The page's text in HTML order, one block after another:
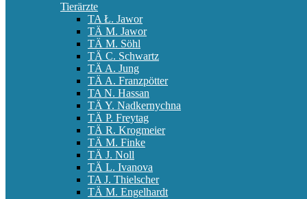
Tierärzte
TA Ł. Jawor
TÄ M. Jawor
TÄ M. Söhl
TÄ C. Schwartz
TÄ A. Jung
TÄ A. Franzpötter
TA N. Hassan
TÄ Y. Nadkernychna
TÄ P. Freytag
TÄ R. Krogmeier
TÄ M. Finke
TÄ J. Noll
TÄ L. Ivanova
TA J. Thielscher
TÄ M. Engelhardt